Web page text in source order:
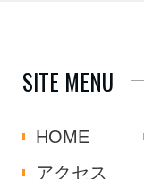
SITE MENU
HOME
アクセス